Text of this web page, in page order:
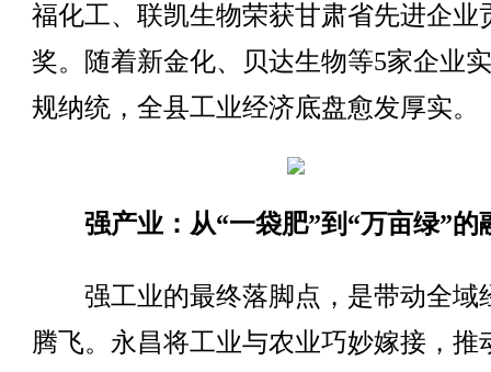
福化工、联凯生物荣获甘肃省先进企业
奖。随着新金化、贝达生物等5家企业
规纳统，全县工业经济底盘愈发厚实。
强产业：从“一袋肥”到“万亩绿”的
强工业的最终落脚点，是带动全域
腾飞。永昌将工业与农业巧妙嫁接，推